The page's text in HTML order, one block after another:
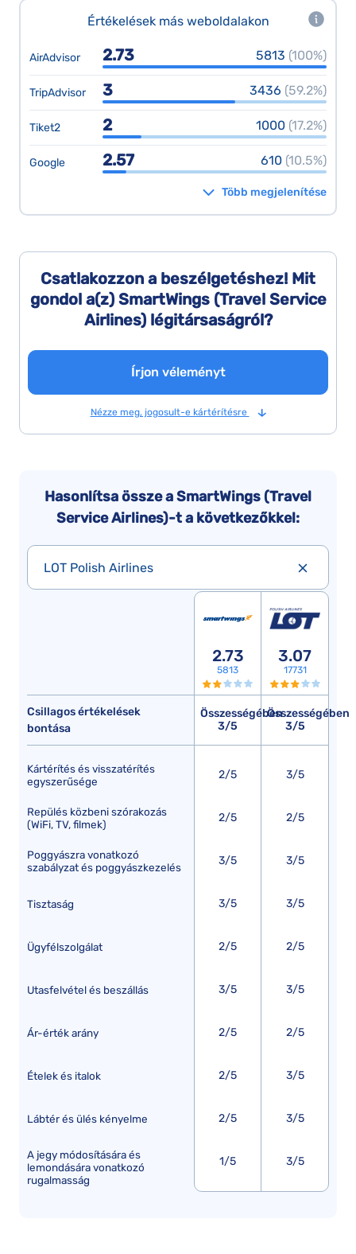
Értékelések más weboldalakon
AirAdvisor 2.73 5813 (100%)
TripAdvisor 3 3436 (59.2%)
Tiket2 2 1000 (17.2%)
Google 2.57 610 (10.5%)
Több megjelenítése
Csatlakozzon a beszélgetéshez! Mit
gondol a(z) SmartWings (Travel Service
Airlines) légitársaságról?
Írjon véleményt
Nézze meg, jogosult-e kártérítésre
Hasonlítsa össze a SmartWings (Travel
Service Airlines)-t a következőkkel:
LOT Polish Airlines
Csillagos értékelések
bontása
Kártérítés és visszatérítés
egyszerűsége
Repülés közbeni szórakozás
(WiFi, TV, filmek)
Poggyászra vonatkozó
szabályzat és poggyászkezelés
Tisztaság
Ügyfélszolgálat
Utasfelvétel és beszállás
Ár-érték arány
Ételek és italok
Lábtér és ülés kényelme
A jegy módosítására és
lemondására vonatkozó
rugalmasság
2.73
5813
Összességében
3/5
2/5
2/5
3/5
3/5
2/5
3/5
2/5
2/5
2/5
1/5
3.07
17731
Összességében
3/5
3/5
2/5
3/5
3/5
2/5
3/5
2/5
3/5
3/5
3/5